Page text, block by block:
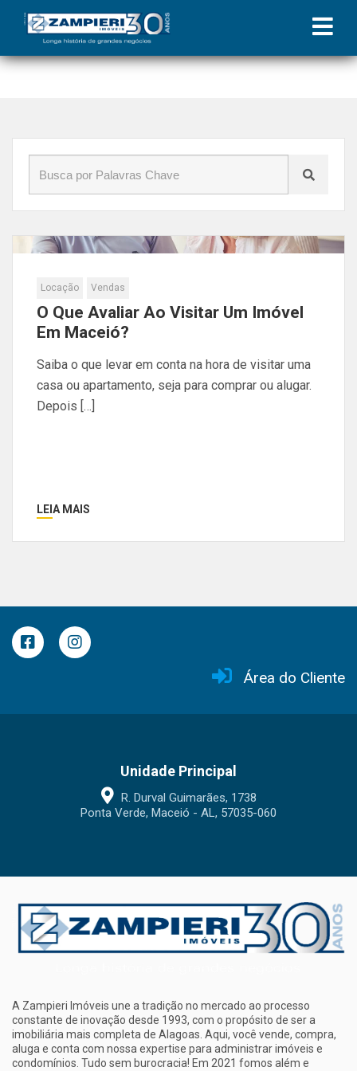
Início»Blog»visitar
Locação Vendas
O Que Avaliar Ao Visitar Um Imóvel
Em Maceió?
Saiba o que levar em conta na hora de visitar uma
casa ou apartamento, seja para comprar ou alugar.
Depois […]
LEIA MAIS
Área do Cliente
Unidade Principal
R. Durval Guimarães, 1738
Ponta Verde, Maceió - AL, 57035-060
A Zampieri Imóveis une a tradição no mercado ao processo
constante de inovação desde 1993, com o propósito de ser a
imobiliária mais completa de Alagoas. Aqui, você vende, compra,
aluga e conta com nossa expertise para administrar imóveis e
condomínios. Tudo sem burocracia! Em 2021 fomos além e